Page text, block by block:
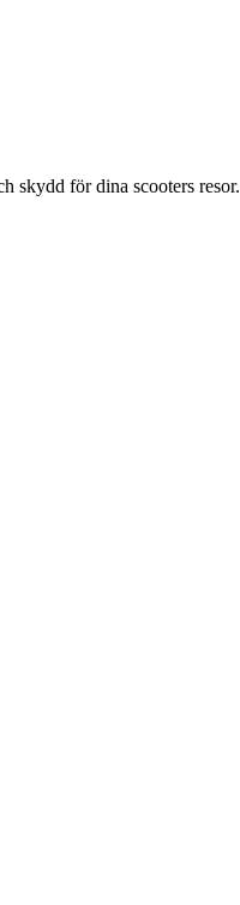
skydd för dina scooters resor.